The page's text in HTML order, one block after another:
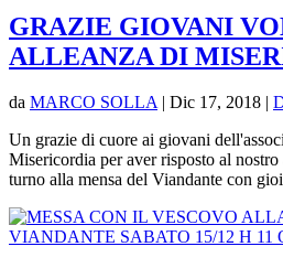
GRAZIE GIOVANI
ALLEANZA DI
da MARCO SOLLA| Dic 17, 2018 |
Un grazie di cuore ai giovani
Misericordia per aver risposto al
turno alla mensa del Viandante con